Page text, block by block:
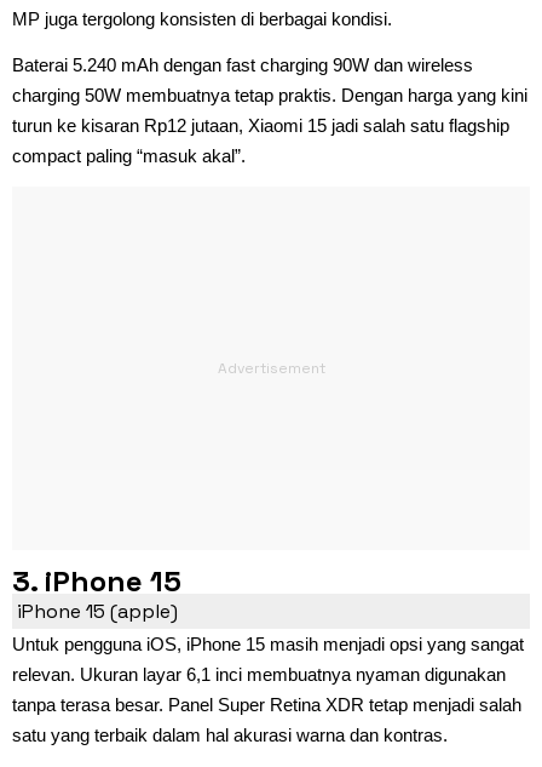
MP juga tergolong konsisten di berbagai kondisi.
Baterai 5.240 mAh dengan fast charging 90W dan wireless
charging 50W membuatnya tetap praktis. Dengan harga yang kini
turun ke kisaran Rp12 jutaan, Xiaomi 15 jadi salah satu flagship
compact paling “masuk akal”.
3. iPhone 15
iPhone 15 (apple)
Untuk pengguna iOS, iPhone 15 masih menjadi opsi yang sangat
relevan. Ukuran layar 6,1 inci membuatnya nyaman digunakan
tanpa terasa besar. Panel Super Retina XDR tetap menjadi salah
satu yang terbaik dalam hal akurasi warna dan kontras.